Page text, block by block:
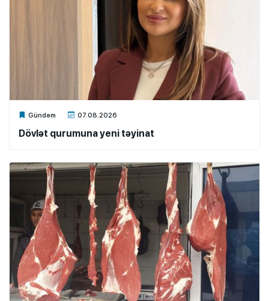
Gündəm 07.08.2026
Xalq.Online
Dövlət qurumuna yeni təyinat